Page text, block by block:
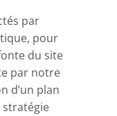
par
pour
du site
par notre
d’un plan
stratégie